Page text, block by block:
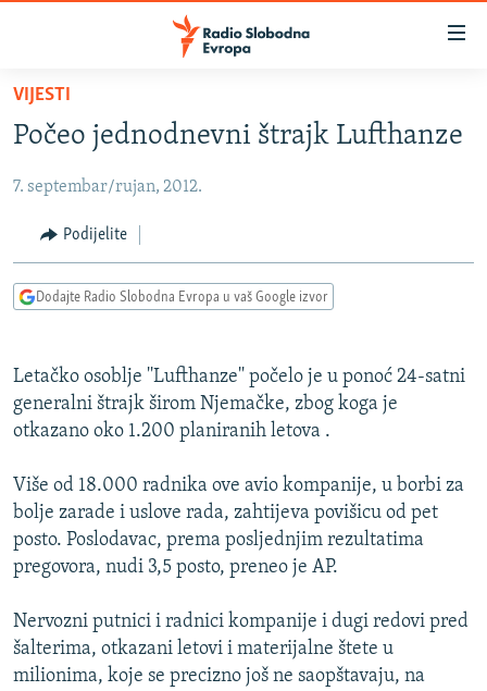
Pređite
glavni
Pređite
Pređite
BOSNA I HERCEGOVINA
SRBIJA
KOSOVO
VIZUELNO
FOTOGALERIJE
INFOGRAFIKE
RAT U UKRAJINI
KINA NA BALKANU
ISPRIČAJ MI
DNEVNO@RSE
VIŠE OD NASLOVA
GENOCID U SREBRENICI
PRATITE NAS
VIJESTI
Počeo jednodnevni štrajk Lufthanze
7. septembar/rujan, 2012.
Podijelite
Dodajte Radio Slobodna Evropa u vaš Google izvor
Letačko osoblje ''Lufthanze'' počelo je u ponoć 24-satni
generalni štrajk širom Njemačke, zbog koga je
otkazano oko 1.200 planiranih letova .
Više od 18.000 radnika ove avio kompanije, u borbi za
bolje zarade i uslove rada, zahtijeva povišicu od pet
posto. Poslodavac, prema posljednjim rezultatima
pregovora, nudi 3,5 posto, preneo je AP.
Nervozni putnici i radnici kompanije i dugi redovi pred
šalterima, otkazani letovi i materijalne štete u
milionima, koje se precizno još ne saopštavaju, na